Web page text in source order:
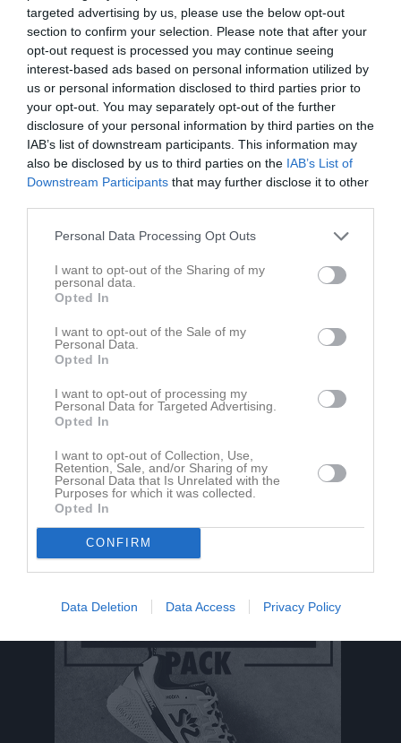
targeted advertising by us, please use the below opt-out
section to confirm your selection. Please note that after your
opt-out request is processed you may continue seeing
interest-based ads based on personal information utilized by
us or personal information disclosed to third parties prior to
your opt-out. You may separately opt-out of the further
disclosure of your personal information by third parties on the
IAB’s list of downstream participants. This information may
also be disclosed by us to third parties on the IAB’s List of
Downstream Participants that may further disclose it to other
Personal Data Processing Opt Outs
I want to opt-out of the Sharing of my
personal data.
Opted In
I want to opt-out of the Sale of my
Personal Data.
Opted In
I want to opt-out of processing my
Personal Data for Targeted Advertising.
Opted In
I want to opt-out of Collection, Use,
Retention, Sale, and/or Sharing of my
Personal Data that Is Unrelated with the
Purposes for which it was collected.
Opted In
CONFIRM
Data Deletion Data Access Privacy Policy
via Aktiviteter.
• Skriv nyheter löpande och berätta om verksamheten. I takt med
att nya nyheter läggs till kommer den här nyhetstexten att
försvinna.
Om någon i gruppen har frågor om laget.se är man alltid
välkommen att kontakta vår support på support@laget.se eller
019-15 44 00.
Varmt välkomna till laget.se!
Dela
Kommentera
Du måste logga in för att kommentera
Logga in
Nyheter från föreningen
Tvärskogs IF möter Persnäs AIF 4/8 19:00